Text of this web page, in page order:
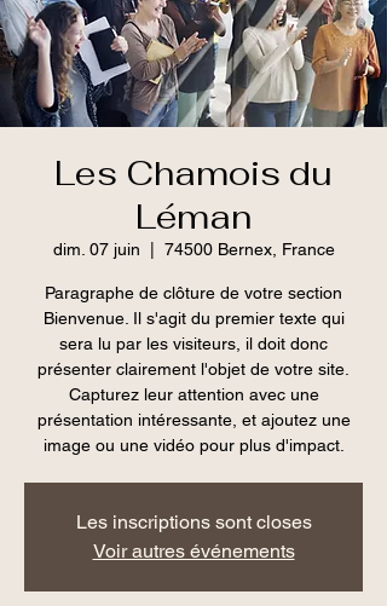
Les Chamois du
Léman
dim. 07 juin 74500 Bernex, France
Paragraphe de clôture de votre section
Bienvenue. Il s'agit du premier texte qui
sera lu par les visiteurs, il doit donc
présenter clairement l'objet de votre site.
Capturez leur attention avec une
présentation intéressante, et ajoutez une
image ou une vidéo pour plus d'impact.
Les inscriptions sont closes
Voir autres événements